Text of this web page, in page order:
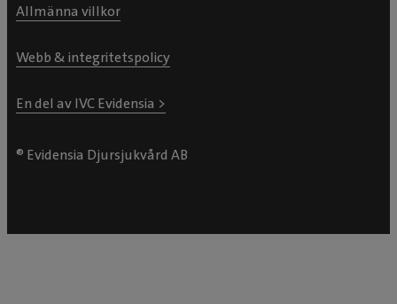
Allmänna villkor
Webb & integritetspolicy
En del av IVC Evidensia >
® Evidensia Djursjukvård AB